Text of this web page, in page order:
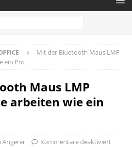
Mit der Bluetooth Maus LMP
ein Pro
Maus LMP
arbeiten wie ein
Angerer Kommentare deaktiviert